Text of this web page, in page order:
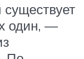
один, —